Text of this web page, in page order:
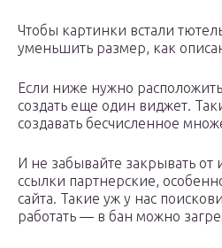
Чтобы картинки встали
уменьшить размер, как
Если ниже нужно
создать еще один виджет.
создавать бесчисленное
И не забывайте закрывать от
ссылки партнерские,
сайта. Такие уж у нас
работать — в бан можно